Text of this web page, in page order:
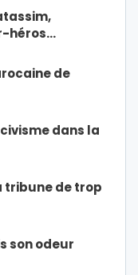
héros…
de
dans la
tribune de trop
son odeur